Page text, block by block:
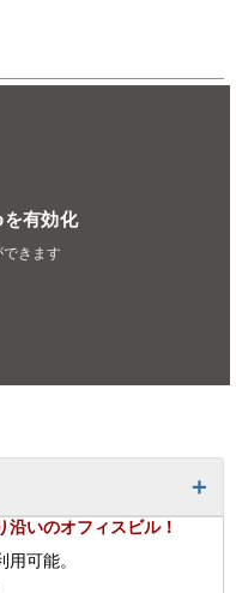
有効化
きます
いのオフィスビル！
可能。